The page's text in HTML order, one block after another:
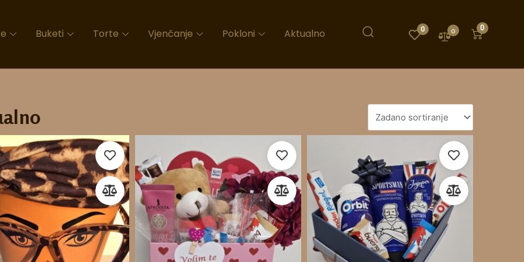
Buketi Torte Vjenčanje Pokloni Aktualno 0 0 0